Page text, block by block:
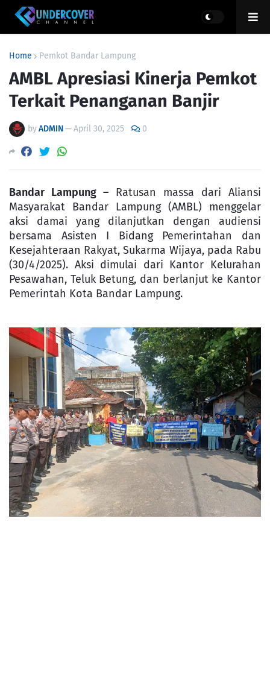
Home Pemkot Bandar Lampung
AMBL Apresiasi Kinerja Pemkot
Terkait Penanganan Banjir
byADMIN—April 30, 2025 0
Bandar Lampung – Ratusan massa dari Aliansi
Masyarakat Bandar Lampung (AMBL) menggelar
aksi damai yang dilanjutkan dengan audiensi
bersama Asisten I Bidang Pemerintahan dan
Kesejahteraan Rakyat, Sukarma Wijaya, pada Rabu
(30/4/2025). Aksi dimulai dari Kantor Kelurahan
Pesawahan, Teluk Betung, dan berlanjut ke Kantor
Pemerintah Kota Bandar Lampung.